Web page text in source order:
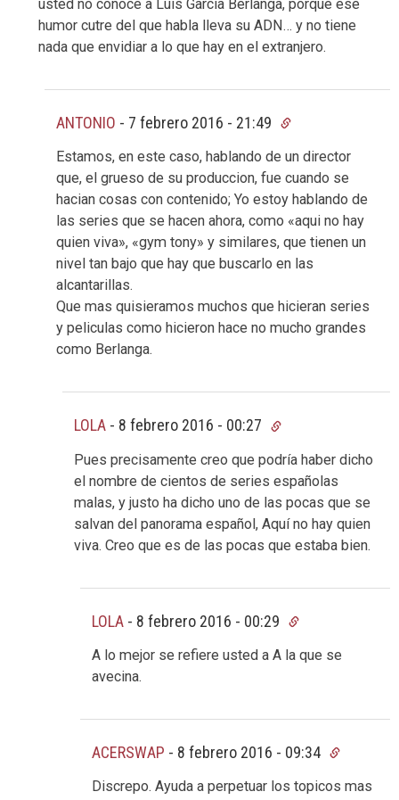
usted no conoce a Luis Garcia Berlanga, porque ese
humor cutre del que habla lleva su ADN… y no tiene
nada que envidiar a lo que hay en el extranjero.
ANTONIO - 7 febrero 2016 - 21:49
Estamos, en este caso, hablando de un director
que, el grueso de su produccion, fue cuando se
hacian cosas con contenido; Yo estoy hablando de
las series que se hacen ahora, como «aqui no hay
quien viva», «gym tony» y similares, que tienen un
nivel tan bajo que hay que buscarlo en las
alcantarillas.
Que mas quisieramos muchos que hicieran series
y peliculas como hicieron hace no mucho grandes
como Berlanga.
LOLA - 8 febrero 2016 - 00:27
Pues precisamente creo que podría haber dicho
el nombre de cientos de series españolas
malas, y justo ha dicho uno de las pocas que se
salvan del panorama español, Aquí no hay quien
viva. Creo que es de las pocas que estaba bien.
LOLA - 8 febrero 2016 - 00:29
A lo mejor se refiere usted a A la que se
avecina.
ACERSWAP - 8 febrero 2016 - 09:34
Discrepo. Ayuda a perpetuar los topicos mas